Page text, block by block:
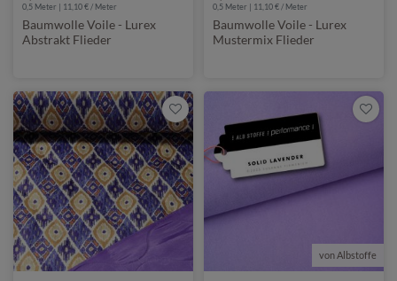
0,5 Meter | 11,10 € / Meter
Baumwolle Voile - Lurex
Abstrakt Flieder
0,5 Meter | 11,10 € / Meter
Baumwolle Voile - Lurex
Mustermix Flieder
von Albstoffe